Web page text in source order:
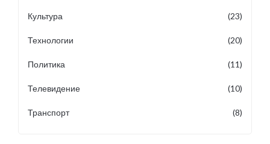
Культура (23)
Технологии (20)
Политика (11)
Телевидение (10)
Транспорт (8)